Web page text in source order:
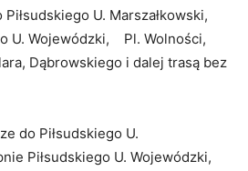
Piłsudskiego U. Marszałkowski,
U. Wojewódzki, Pl. Wolności,
Dąbrowskiego i dalej trasą bez
do Piłsudskiego U.
Piłsudskiego U. Wojewódzki,